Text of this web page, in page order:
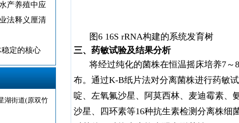
产养殖中应
法释义厘清
定的核心
湖街道(原双竹
图6 16S rRNA构建的系统发育树
三、药敏试验及结果分析
将经过纯化的菌株在恒温摇床培养7～
布。通过K-B纸片法对分离菌株进行药敏
啶、左氧氟沙星、阿莫西林、麦迪霉素、
沙星、四环素等16种抗生素检测分离株细